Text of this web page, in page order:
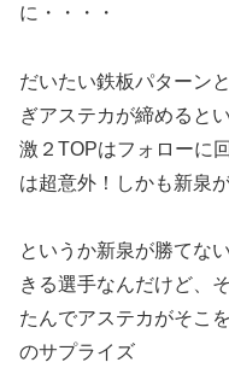
に・・・・
だいたい鉄板パターン
ぎアステカが締めると
激２TOPはフォローに
は超意外！しかも新泉
というか新泉が勝てな
きる選手なんだけど、
たんでアステカがそこ
のサプライズ